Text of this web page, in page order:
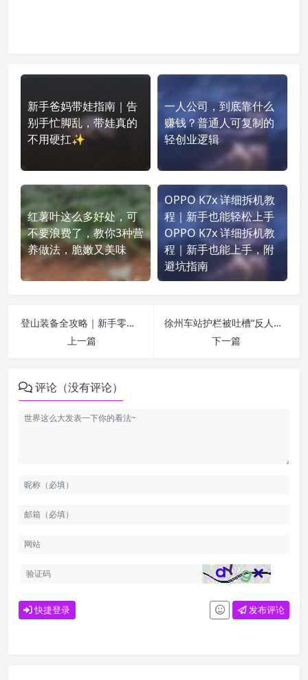
新手爸妈带娃指南｜告
别手忙脚乱，带娃真的
不用硬扛✨
一人公司，到底靠什么
赚钱？普通人可复制的
轻创业逻辑
红薯叶这么多好处，可
不要浪费了，教你3种营
养做法，脆嫩又美味
OPPO K7x 详细拆机教
程｜新手也能轻松上手
OPPO K7x 详细拆机教
程｜新手也能上手，附
避坑指南
登山装备全攻略｜新手零踩坑！从入门到进阶一站式清单✨
上一篇
徐州车站护栏被吐槽“反人类”：好的公共设计，从来不是为难普通人
下一篇
评论（没有评论）
快捷登录 发布评论